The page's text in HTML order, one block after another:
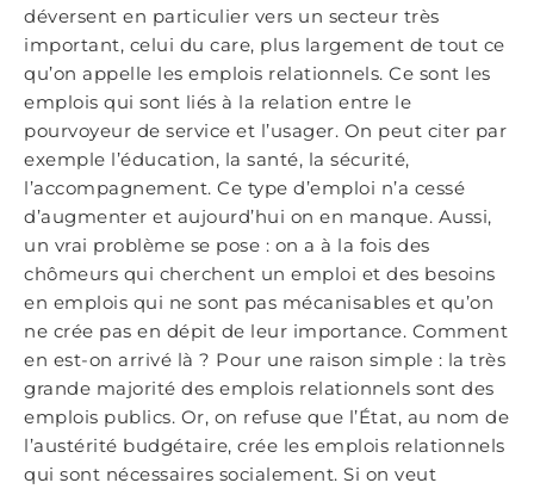
déversent en particulier vers un secteur très
important, celui du care, plus largement de tout ce
qu’on appelle les emplois relationnels. Ce sont les
emplois qui sont liés à la relation entre le
pourvoyeur de service et l’usager. On peut citer par
exemple l’éducation, la santé, la sécurité,
l’accompagnement. Ce type d’emploi n’a cessé
d’augmenter et aujourd’hui on en manque. Aussi,
un vrai problème se pose : on a à la fois des
chômeurs qui cherchent un emploi et des besoins
en emplois qui ne sont pas mécanisables et qu’on
ne crée pas en dépit de leur importance. Comment
en est-on arrivé là ? Pour une raison simple : la très
grande majorité des emplois relationnels sont des
emplois publics. Or, on refuse que l’État, au nom de
l’austérité budgétaire, crée les emplois relationnels
qui sont nécessaires socialement. Si on veut